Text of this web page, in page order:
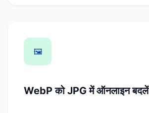
🖼️
WebP को JPG में ऑनलाइन बदलें